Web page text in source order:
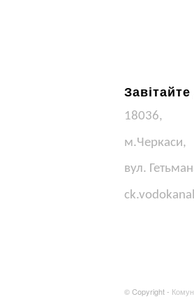
18036,
м.Черкаси,
вул.
© Copyright -